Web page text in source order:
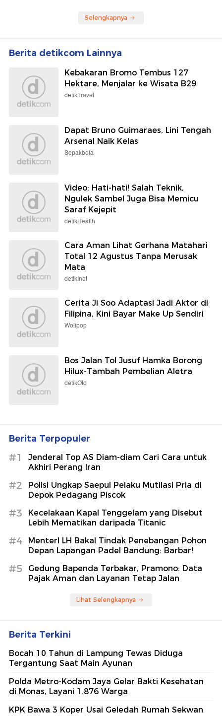
Selengkapnya
Berita detikcom Lainnya
Kebakaran Bromo Tembus 127
Hektare, Menjalar ke Wisata B29
detikTravel
Dapat Bruno Guimaraes, Lini Tengah
Arsenal Naik Kelas
Sepakbola
Video: Hati-hati! Salah Teknik,
Ngulek Sambel Juga Bisa Memicu
Saraf Kejepit
detikHealth
Cara Aman Lihat Gerhana Matahari
Total 12 Agustus Tanpa Merusak
Mata
detikInet
Cerita Ji Soo Adaptasi Jadi Aktor di
Filipina, Kini Bayar Make Up Sendiri
Wolipop
Bos Jalan Tol Jusuf Hamka Borong
Hilux-Tambah Pembelian Aletra
detikOto
Berita Terpopuler
#1
Jenderal Top AS Diam-diam Cari Cara untuk
Akhiri Perang Iran
#2
Polisi Ungkap Saepul Pelaku Mutilasi Pria di
Depok Pedagang Piscok
#3
Kecelakaan Kapal Tenggelam yang Disebut
Lebih Mematikan daripada Titanic
#4
MenterI LH Bakal Tindak Penebangan Pohon
Depan Lapangan Padel Bandung: Barbar!
#5
Gedung Bapenda Terbakar, Pramono: Data
Pajak Aman dan Layanan Tetap Jalan
Lihat Selengkapnya
Berita Terkini
Bocah 10 Tahun di Lampung Tewas Diduga
Tergantung Saat Main Ayunan
Polda Metro-Kodam Jaya Gelar Bakti Kesehatan
di Monas, Layani 1.876 Warga
KPK Bawa 3 Koper Usai Geledah Rumah Sekwan